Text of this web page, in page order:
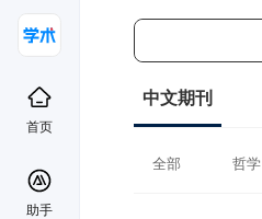
首页
助手
中文期刊
全部 哲学